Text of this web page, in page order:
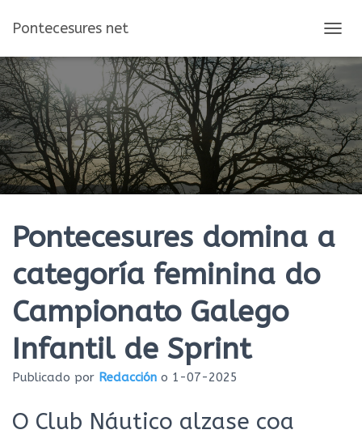
Pontecesures net
A
M
B
I
A
R
M
O
D
O
N
Pontecesures domina a
categoría feminina do
Campionato Galego
Infantil de Sprint
Publicado por Redacción o 1-07-2025
O Club Náutico alzase coa